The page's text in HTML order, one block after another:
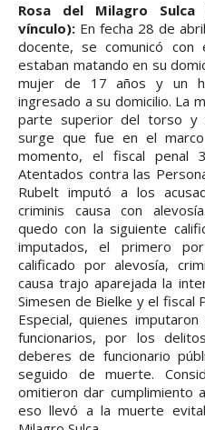
Rosa del Milagro
vínculo): En fecha 28 de
docente, se comunicó
estaban matando en su
mujer de 17 años y un
ingresado a su domicilio. La
parte superior del torso y
surge que fue en el
momento, el fiscal penal
Atentados contra las
Rubelt imputó a los
criminis causa con
quedo con la siguiente
imputados, el primero
calificado por alevosía,
causa trajo aparejada la
Simesen de Bielke y el fiscal
Especial, quienes
funcionarios, por los
deberes de funcionario
seguido de muerte.
omitieron dar cumplimiento
eso llevó a la muerte